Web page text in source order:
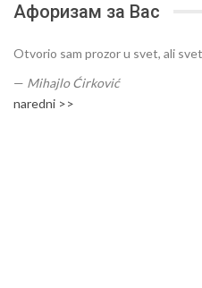
Афоризам за Вас
Otvorio sam prozor u svet, ali
— Mihajlo Ćirković
naredni >>